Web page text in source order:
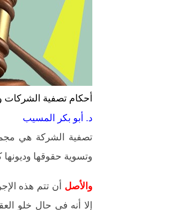
أحكام تصفية الشركات
د. أبو بكر المسيب
تصفية الشركة هي
وتسوية حقوقها وديونها
والأصل أن تتم هذه
إلا أنه في حال خلو